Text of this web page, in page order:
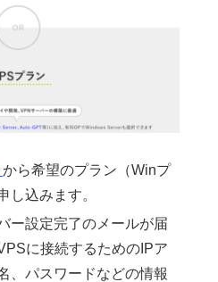
から希望のプラン（Winプ
し込みます。
ー設定完了のメールが届
に接続するためのIPア
、パスワードなどの情報